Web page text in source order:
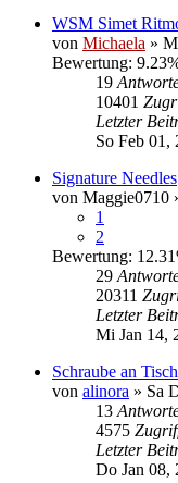
WSM Simet
von Michaela »
Bewertung:
19
10401
Letzter
So Feb 01,
Signature Needles
von Maggie0710
1
2
Bewertung:
29
20311
Letzter
Mi Jan 14,
Schraube an
von alinora » Sa
13
4575
Letzter
Do Jan 08,